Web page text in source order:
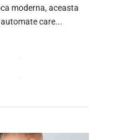
moderna, aceasta
care...